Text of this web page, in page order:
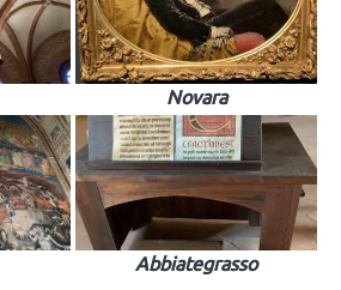
Novara
Abbiategrasso